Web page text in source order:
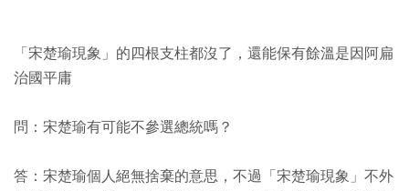
「宋楚瑜現象」的四根支柱都沒了，還能保有餘溫是因阿扁
治國平庸
問：宋楚瑜有可能不參選總統嗎？
答：宋楚瑜個人絕無捨棄的意思，不過「宋楚瑜現象」不外